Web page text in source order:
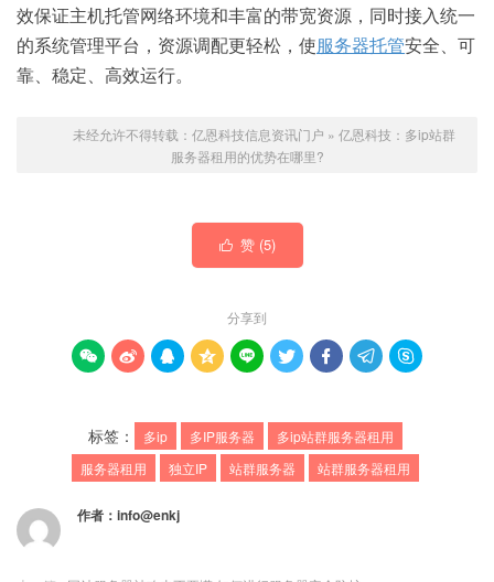
效保证主机托管网络环境和丰富的带宽资源，同时接入统一
的系统管理平台，资源调配更轻松，使服务器托管安全、可
靠、稳定、高效运行。
未经允许不得转载： 亿恩科技信息资讯门户 » 亿恩科技：多ip站群
服务器租用的优势在哪里?
 赞 (5)
分享到
        
标签： 多ip 多IP服务器
多ip站群服务器租用
服务器租用
独立IP 站群服务器 站群服务器租用
作者： info@enkj